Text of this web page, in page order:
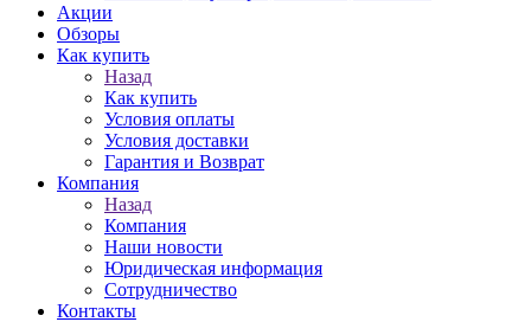
Акции
Обзоры
Как купить
Назад
Как купить
Условия оплаты
Условия доставки
Гарантия и Возврат
Компания
Назад
Компания
Наши новости
Юридическая информация
Сотрудничество
Контакты